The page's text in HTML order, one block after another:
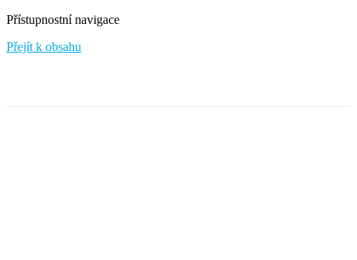
Přístupnostní navigace
Přejít k obsahu